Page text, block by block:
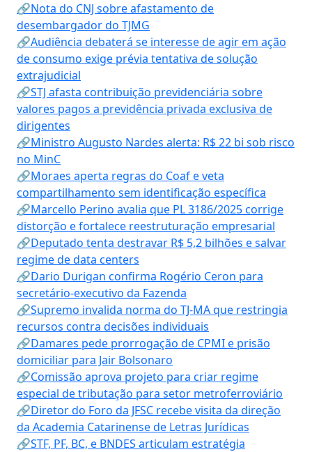
🔗Nota do CNJ sobre afastamento de
desembargador do TJMG
🔗Audiência debaterá se interesse de agir em ação
de consumo exige prévia tentativa de solução
extrajudicial
🔗STJ afasta contribuição previdenciária sobre
valores pagos a previdência privada exclusiva de
dirigentes
🔗Ministro Augusto Nardes alerta: R$ 22 bi sob risco
no MinC
🔗Moraes aperta regras do Coaf e veta
compartilhamento sem identificação específica
🔗Marcello Perino avalia que PL 3186/2025 corrige
distorção e fortalece reestruturação empresarial
🔗Deputado tenta destravar R$ 5,2 bilhões e salvar
regime de data centers
🔗Dario Durigan confirma Rogério Ceron para
secretário-executivo da Fazenda
🔗Supremo invalida norma do TJ-MA que restringia
recursos contra decisões individuais
🔗Damares pede prorrogação de CPMI e prisão
domiciliar para Jair Bolsonaro
🔗Comissão aprova projeto para criar regime
especial de tributação para setor metroferroviário
🔗Diretor do Foro da JFSC recebe visita da direção
da Academia Catarinense de Letras Jurídicas
🔗STF, PF, BC, e BNDES articulam estratégia